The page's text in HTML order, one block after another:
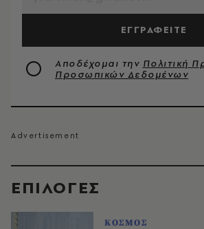
EΠΙΛΟΓΈΣ
ΚΟΣΜΟΣ
ΕΓΓΡΑΦΕΙΤΕ
Αποδέχομαι την Πολιτική
Προσωπικών Δεδομένων